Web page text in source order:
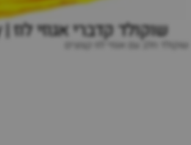
שוקולד קדברי אגוזי לוז | cadbury
שוקולד חלב עם אגוזי לוז קצוצים